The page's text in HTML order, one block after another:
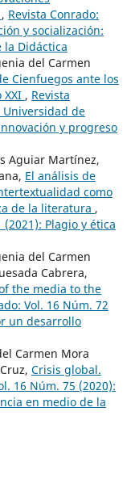
, Revista Conrado:
y socialización:
la Didáctica
del Carmen
Cienfuegos ante los
, Revista
Universidad de
y progreso
Aguiar Martínez,
El análisis de
como
de la literatura ,
Plagio y ética
del Carmen
Cabrera,
the media to the
Vol. 16 Núm. 72
un desarrollo
Carmen Mora
Crisis global.
16 Núm. 75 (2020):
en medio de la